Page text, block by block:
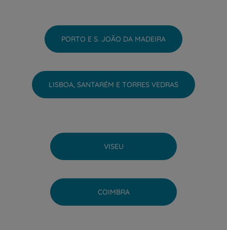
PORTO E S. JOÃO DA MADEIRA
LISBOA, SANTARÉM E TORRES VEDRAS
VISEU
COIMBRA